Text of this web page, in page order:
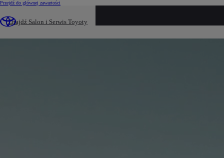
Przejdź do głównej zawartości
Znajdź Salon i Serwis Toyoty